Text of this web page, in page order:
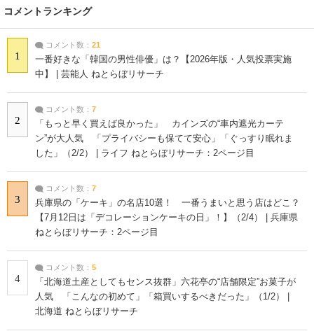
コメントランキング
1
コメント数： 21
一番好きな「韓国の男性俳優」は？【2026年版・人気投票実施
中】 | 芸能人 ねとらぼリサーチ
2
コメント数： 7
「もっと早く買えば良かった」 カインズの“車内遮光カーテ
ン”が大人気 「プライバシーも保てて安心」「ぐっすり眠れま
した」（2/2） | ライフ ねとらぼリサーチ：2ページ目
3
コメント数： 7
兵庫県の「ケーキ」の名店10選！ 一番うまいと思う店はどこ？
【7月12日は「デコレーションケーキの日」！】（2/4） | 兵庫県
ねとらぼリサーチ：2ページ目
4
コメント数： 5
「北海道土産としてもセンス抜群」六花亭の“店舗限定”お菓子が
人気 「こんなの初めて」「箱買いするべきだった」（1/2） |
北海道 ねとらぼリサーチ